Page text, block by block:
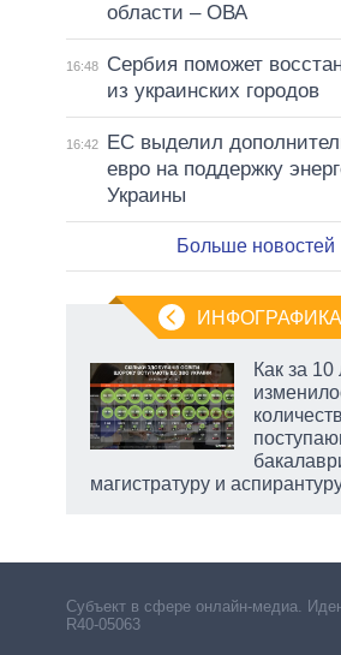
области – ОВА
16:48
Сербия поможет
из украинских городов
16:42
ЕС выделил
евро на поддержку
Украины
Больше новостей
ИНФОГРАФИКА
Как за 10
магистратуру и
Субъект в сфере онлайн-медиа.
R40-05063